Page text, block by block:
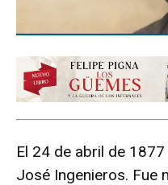
El 24 de abril de
José Ingenieros. Fue